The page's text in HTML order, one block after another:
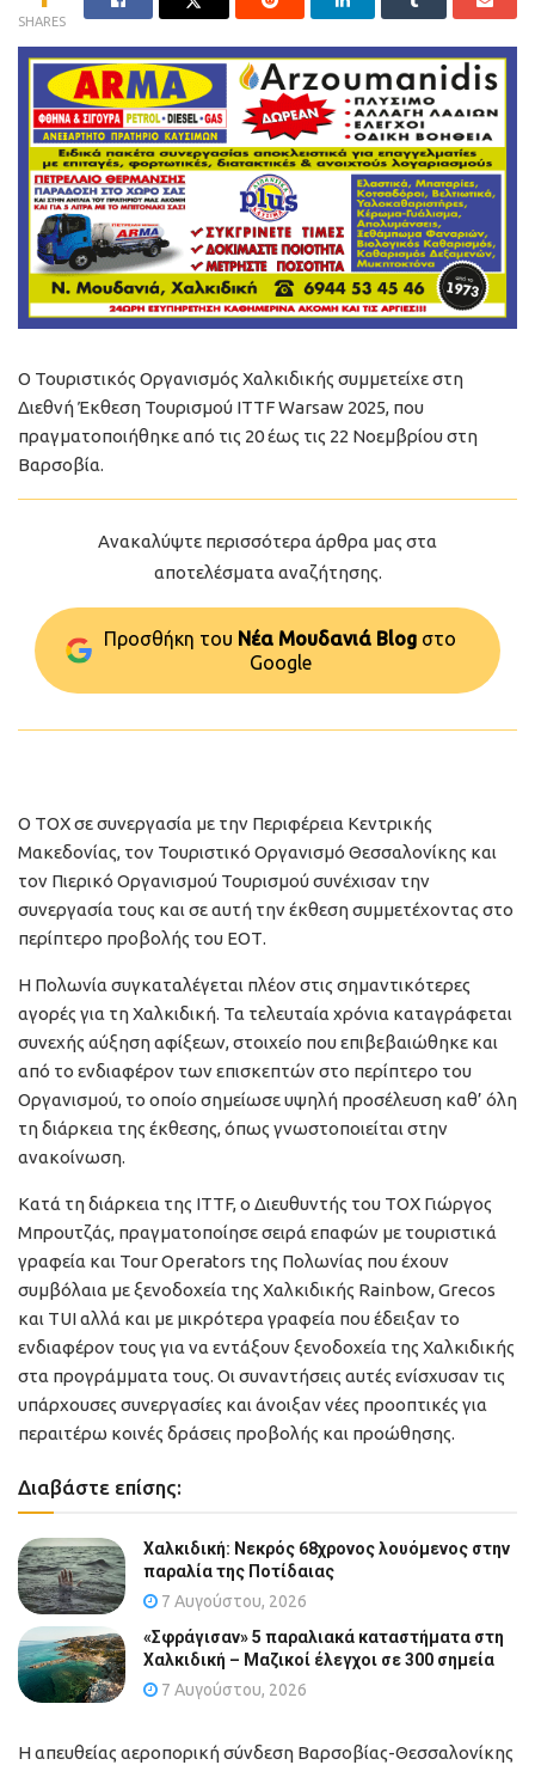
SHARES
Ο Τουριστικός Οργανισμός Χαλκιδικής συμμετείχε στη
Διεθνή Έκθεση Τουρισμού ITTF Warsaw 2025, που
πραγματοποιήθηκε από τις 20 έως τις 22 Νοεμβρίου στη
Βαρσοβία.
Ανακαλύψτε περισσότερα άρθρα μας στα
αποτελέσματα αναζήτησης.
Προσθήκη του Νέα Μουδανιά Blog στo
Google
Ο ΤΟΧ σε συνεργασία με την Περιφέρεια Κεντρικής
Μακεδονίας, τον Τουριστικό Οργανισμό Θεσσαλονίκης και
τον Πιερικό Οργανισμού Τουρισμού συνέχισαν την
συνεργασία τους και σε αυτή την έκθεση συμμετέχοντας στο
περίπτερο προβολής του ΕΟΤ.
Η Πολωνία συγκαταλέγεται πλέον στις σημαντικότερες
αγορές για τη Χαλκιδική. Τα τελευταία χρόνια καταγράφεται
συνεχής αύξηση αφίξεων, στοιχείο που επιβεβαιώθηκε και
από το ενδιαφέρον των επισκεπτών στο περίπτερο του
Οργανισμού, το οποίο σημείωσε υψηλή προσέλευση καθ’ όλη
τη διάρκεια της έκθεσης, όπως γνωστοποιείται στην
ανακοίνωση.
Κατά τη διάρκεια της ITTF, ο Διευθυντής του ΤΟΧ Γιώργος
Μπρουτζάς, πραγματοποίησε σειρά επαφών με τουριστικά
γραφεία και Tour Operators της Πολωνίας που έχουν
συμβόλαια με ξενοδοχεία της Χαλκιδικής Rainbow, Grecos
και TUI αλλά και με μικρότερα γραφεία που έδειξαν το
ενδιαφέρον τους για να εντάξουν ξενοδοχεία της Χαλκιδικής
στα προγράμματα τους. Οι συναντήσεις αυτές ενίσχυσαν τις
υπάρχουσες συνεργασίες και άνοιξαν νέες προοπτικές για
περαιτέρω κοινές δράσεις προβολής και προώθησης.
Διαβάστε επίσης:
Χαλκιδική: Νεκρός 68χρονος λουόμενος στην
παραλία της Ποτίδαιας
7 Αυγούστου, 2026
«Σφράγισαν» 5 παραλιακά καταστήματα στη
Χαλκιδική – Μαζικοί έλεγχοι σε 300 σημεία
7 Αυγούστου, 2026
Η απευθείας αεροπορική σύνδεση Βαρσοβίας-Θεσσαλονίκης